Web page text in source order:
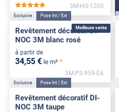
3M-HG-1205
Meilleure vente
Exclusive Pose Int / Ext
Revêtement décoratif DI-
NOC 3M blanc rosé
à partir de
34,55 € le m² *
3M-PS-959-EA
Exclusive Pose Int / Ext
Revêtement décoratif DI-
NOC 3M taupe